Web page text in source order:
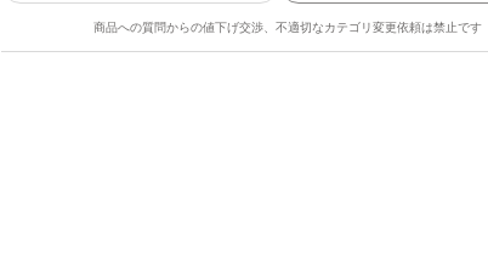
商品への質問からの値下げ交渉、不適切なカテゴリ変更依頼は禁止です